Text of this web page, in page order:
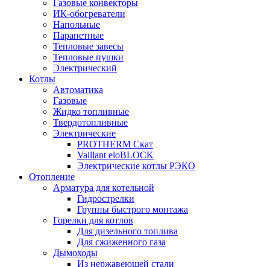
Газовые конвекторы
ИК-обогреватели
Напольные
Парапетные
Тепловые завесы
Тепловые пушки
Электрический
Котлы
Автоматика
Газовые
Жидко топливные
Твердотопливные
Электрические
PROTHERM Скат
Vaillant eloBLOCK
Электрические котлы РЭКО
Отопление
Арматура для котельной
Гидрострелки
Группы быстрого монтажа
Горелки для котлов
Для дизельного топлива
Для сжиженного газа
Дымоходы
Из нержавеющей стали